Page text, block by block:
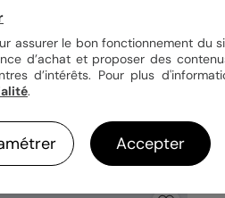
assurer le bon fonctionnement du
d’achat et proposer des
d’intérêts. Pour plus
.
Accepter